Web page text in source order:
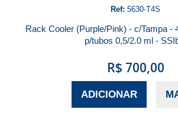
Ref: 5630-T4S
Rack Cooler (Purple/Pink) - c/Tampa -
p/tubos 0,5/2.0 ml -
R$ 700,00
ADICIONAR